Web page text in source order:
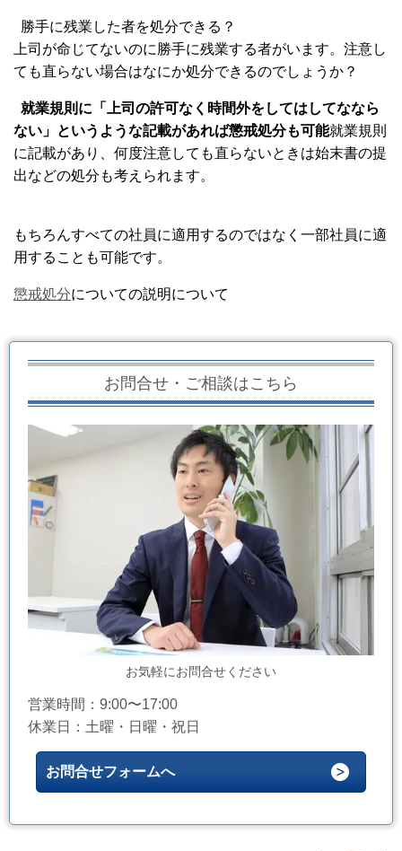
勝手に残業した者を処分できる？
上司が命じてないのに勝手に残業する者がいます。注意し
ても直らない場合はなにか処分できるのでしょうか？
就業規則に「上司の許可なく時間外をしてはしてななら
ない」というような記載があれば懲戒処分も可能就業規則
に記載があり、何度注意しても直らないときは始末書の提
出などの処分も考えられます。
もちろんすべての社員に適用するのではなく一部社員に適
用することも可能です。
懲戒処分についての説明について
お問合せ・ご相談はこちら
お気軽にお問合せください
営業時間：9:00〜17:00
休業日：土曜・日曜・祝日
お問合せフォームへ